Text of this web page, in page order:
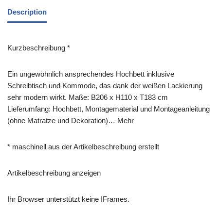
Description
Kurzbeschreibung *
Ein ungewöhnlich ansprechendes Hochbett inklusive
Schreibtisch und Kommode, das dank der weißen Lackierung
sehr modern wirkt. Maße: B206 x H110 x T183 cm
Lieferumfang: Hochbett, Montagematerial und Montageanleitung
(ohne Matratze und Dekoration)… Mehr
* maschinell aus der Artikelbeschreibung erstellt
Artikelbeschreibung anzeigen
Ihr Browser unterstützt keine IFrames.